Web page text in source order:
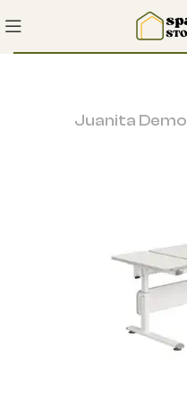
Juanita Demo